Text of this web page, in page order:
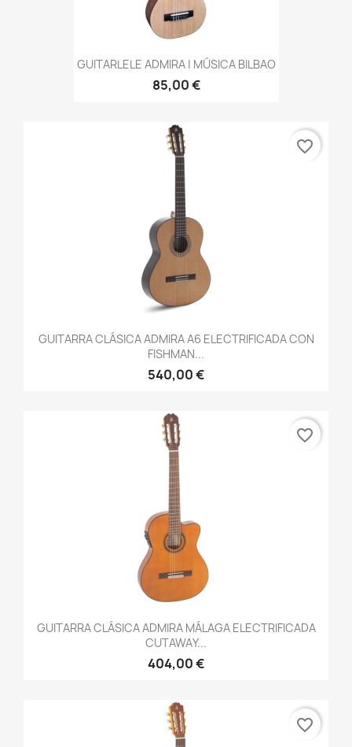
GUITARLELE ADMIRA | MÚSICA BILBAO
85,00 €
GUITARRA CLÁSICA ADMIRA A6 ELECTRIFICADA CON
FISHMAN...
540,00 €
favorite_border
GUITARRA CLÁSICA ADMIRA MÁLAGA ELECTRIFICADA
CUTAWAY...
404,00 €
favorite_border
favorite_border